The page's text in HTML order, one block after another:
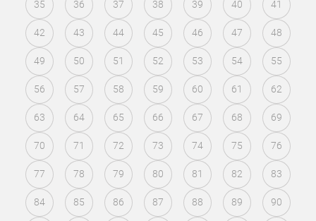
35 36 37 38 39 40 41
42 43 44 45 46 47 48
49 50 51 52 53 54 55
56 57 58 59 60 61 62
63 64 65 66 67 68 69
70 71 72 73 74 75 76
77 78 79 80 81 82 83
84 85 86 87 88 89 90